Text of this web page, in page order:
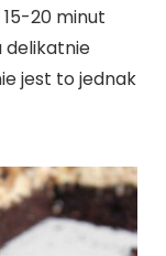
20 minut
delikatnie
jest to jednak